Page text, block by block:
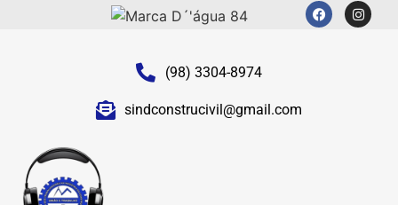
(98) 3304-8974
sindconstrucivil@gmail.com